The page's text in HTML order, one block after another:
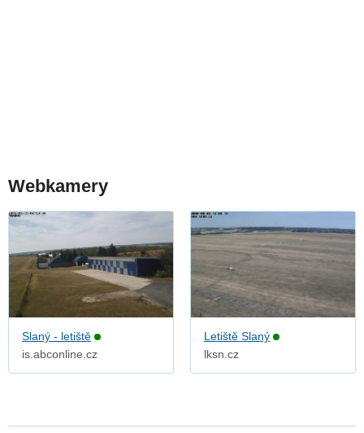
Webkamery
Slaný - letiště
is.abconline.cz
Letiště Slaný
lksn.cz